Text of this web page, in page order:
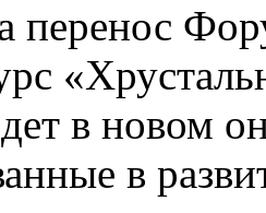
перенос
в новом
в